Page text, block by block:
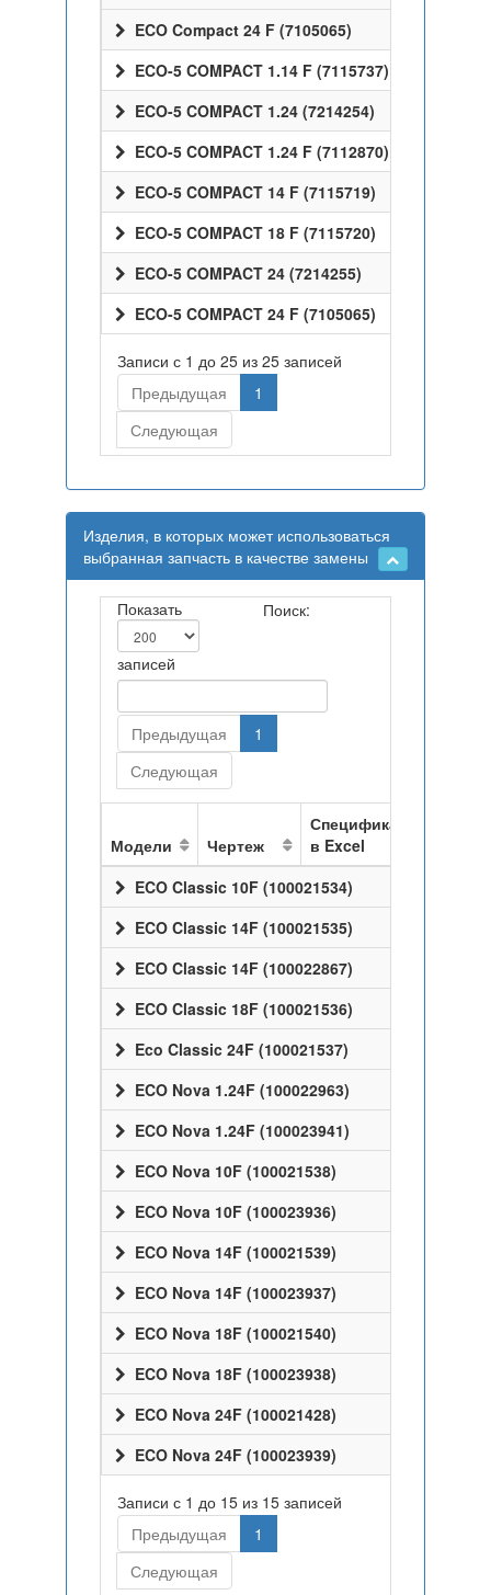
ECO Compact 24 F (7105065)
ECO-5 COMPACT 1.14 F (7115737)
ECO-5 COMPACT 1.24 (7214254)
ECO-5 COMPACT 1.24 F (7112870)
ECO-5 COMPACT 14 F (7115719)
ECO-5 COMPACT 18 F (7115720)
ECO-5 COMPACT 24 (7214255)
ECO-5 COMPACT 24 F (7105065)
Записи с 1 до 25 из 25 записей
Предыдущая
1
Следующая
Изделия, в которых может использоваться
выбранная запчасть в качестве замены
Показать
записей
Поиск:
Предыдущая
1
Следующая
Модели Чертеж
Спецификация
в Excel
ECO Classic 10F (100021534)
ECO Classic 14F (100021535)
ECO Classic 14F (100022867)
ECO Classic 18F (100021536)
Eco Classic 24F (100021537)
ECO Nova 1.24F (100022963)
ECO Nova 1.24F (100023941)
ECO Nova 10F (100021538)
ECO Nova 10F (100023936)
ECO Nova 14F (100021539)
ECO Nova 14F (100023937)
ECO Nova 18F (100021540)
ECO Nova 18F (100023938)
ECO Nova 24F (100021428)
ECO Nova 24F (100023939)
Записи с 1 до 15 из 15 записей
Предыдущая
1
Следующая